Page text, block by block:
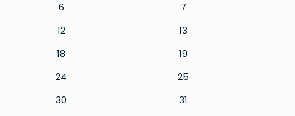
6
7
12
13
18
19
24
25
30
31